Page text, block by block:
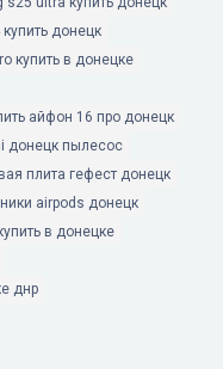
донецк
купить в донецке
айфон 16 про донецк
донецк пылесос
плита гефест донецк
airpods донецк
в донецке
днр